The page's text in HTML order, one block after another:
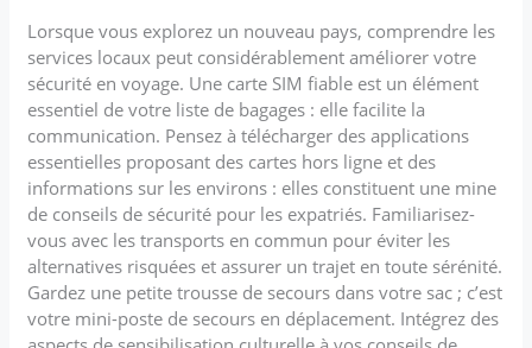
Lorsque vous explorez un nouveau pays, comprendre les
services locaux peut considérablement améliorer votre
sécurité en voyage. Une carte SIM fiable est un élément
essentiel de votre liste de bagages : elle facilite la
communication. Pensez à télécharger des applications
essentielles proposant des cartes hors ligne et des
informations sur les environs : elles constituent une mine
de conseils de sécurité pour les expatriés. Familiarisez-
vous avec les transports en commun pour éviter les
alternatives risquées et assurer un trajet en toute sérénité.
Gardez une petite trousse de secours dans votre sac ; c’est
votre mini-poste de secours en déplacement. Intégrez des